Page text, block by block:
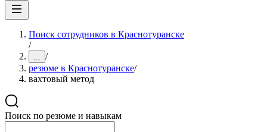
Поиск сотрудников в Краснотуранске
/
... /
резюме в Краснотуранске/
вахтовый метод
Поиск по резюме и навыкам